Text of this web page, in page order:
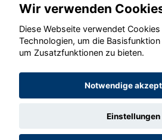
© konjunkturmotor.de
Wir verwenden
Diese Webseite verwendet
Technologien, um die
um Zusatzfunktionen zu bieten.
Notwendige
Einstellungen